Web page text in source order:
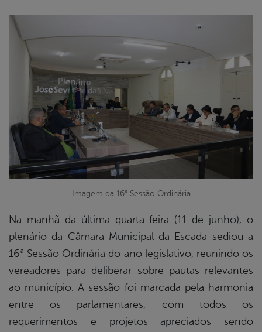
Imagem da 16° Sessão Ordinária
Na manhã da última quarta-feira (11 de junho), o
plenário da Câmara Municipal da Escada sediou a
16ª Sessão Ordinária do ano legislativo, reunindo os
vereadores para deliberar sobre pautas relevantes
ao município. A sessão foi marcada pela harmonia
entre os parlamentares, com todos os
requerimentos e projetos apreciados sendo